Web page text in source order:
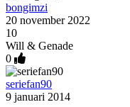
bongimzi
20 november 2022
10
Will & Genade
0
seriefan90
9 januari 2014